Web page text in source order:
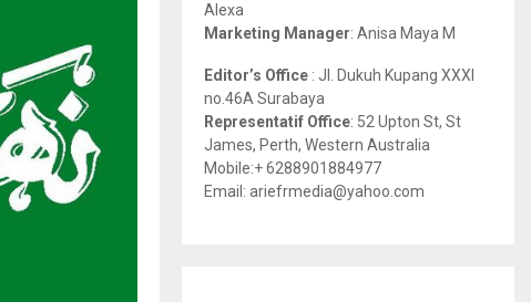
Alexa
Marketing Manager: Anisa Maya M
Editor’s Office : Jl. Dukuh Kupang XXXI
no.46A Surabaya
Representatif Office: 52 Upton St, St
James, Perth, Western Australia
Mobile:+ 6288901884977
Email: ariefrmedia@yahoo.com